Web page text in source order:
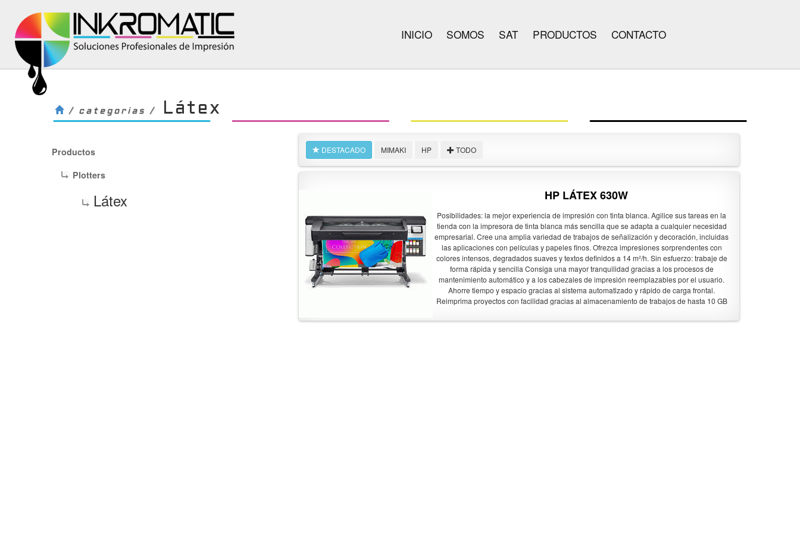
INICIO SOMOS SAT PRODUCTOS CONTACTO
/ categorias / Látex
Productos
Plotters
Látex
DESTACADO MIMAKI HP TODO
HP LÁTEX 630W
Posibilidades: la mejor experiencia de impresión con tinta blanca. Agilice sus tareas en la
tienda con la impresora de tinta blanca más sencilla que se adapta a cualquier necesidad
empresarial. Cree una amplia variedad de trabajos de señalización y decoración, incluidas
las aplicaciones con películas y papeles finos. Ofrezca impresiones sorprendentes con
colores intensos, degradados suaves y textos definidos a 14 m²/h. Sin esfuerzo: trabaje de
forma rápida y sencilla Consiga una mayor tranquilidad gracias a los procesos de
mantenimiento automático y a los cabezales de impresión reemplazables por el usuario.
Ahorre tiempo y espacio gracias al sistema automatizado y rápido de carga frontal.
Reimprima proyectos con facilidad gracias al almacenamiento de trabajos de hasta 10 GB
gracias a la aplicación HP PrintOS basada en la nube. De un paso más: sitúese a la cabeza